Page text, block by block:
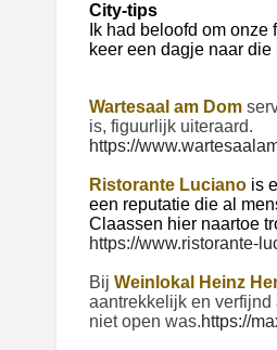
City-tips
Ik had beloofd om
keer een dagje naar
Wartesaal am Dom
is, figuurlijk uiteraard.
https://
Ristorante Luciano is
een reputatie die al
Claassen hier naartoe
https://www.ristorante-
Bij Weinlokal Heinz
aantrekkelijk en
niet open was.https://